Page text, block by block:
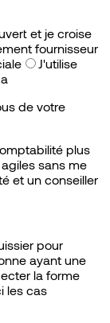
et je croise
fournisseur
J'utilise
de votre
plus
sans me
et un conseiller
pour
ayant une
la forme
les cas